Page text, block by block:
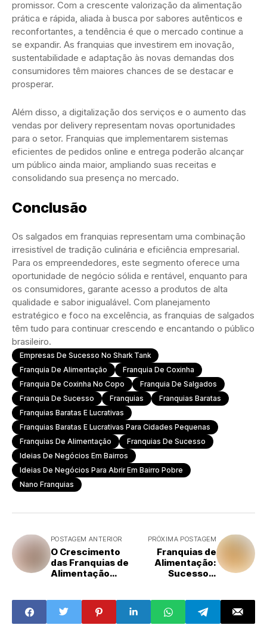
promissor. Com a crescente valorização da alimentação
prática e rápida, aliada à busca por sabores autênticos e
reconfortantes, a tendência é que o mercado continue a
se expandir. As franquias que investirem em inovação,
sustentabilidade e adaptação às novas demandas dos
consumidores têm maiores chances de se destacar e
prosperar.
Além disso, a digitalização dos serviços e o aumento das
vendas por delivery representam novas oportunidades
para o setor. Franquias que implementarem sistemas
eficientes de pedidos online e entrega poderão alcançar
um público ainda maior, ampliando suas receitas e
consolidando sua presença no mercado.
Conclusão
Os salgados em franquias representam uma combinação
irresistível de tradição culinária e eficiência empresarial.
Para os empreendedores, este segmento oferece uma
oportunidade de negócio sólida e rentável, enquanto para
os consumidores, garante acesso a produtos de alta
qualidade e sabor inigualável. Com planejamento
estratégico e foco na excelência, as franquias de salgados
têm tudo para continuar crescendo e encantando o público
brasileiro.
Empresas De Sucesso No Shark Tank
Franquia De Alimentação
Franquia De Coxinha
Franquia De Coxinha No Copo
Franquia De Salgados
Franquia De Sucesso
Franquias
Franquias Baratas
Franquias Baratas E Lucrativas
Franquias Baratas E Lucrativas Para Cidades Pequenas
Franquias De Alimentação
Franquias De Sucesso
Ideias De Negócios Em Bairros
Ideias De Negócios Para Abrir Em Bairro Pobre
Nano Franquias
POSTAGEM ANTERIOR
O Crescimento
das Franquias de
Alimentação
PRÓXIMA POSTAGEM
Franquias de
Alimentação:
Sucesso e
Brasileiro